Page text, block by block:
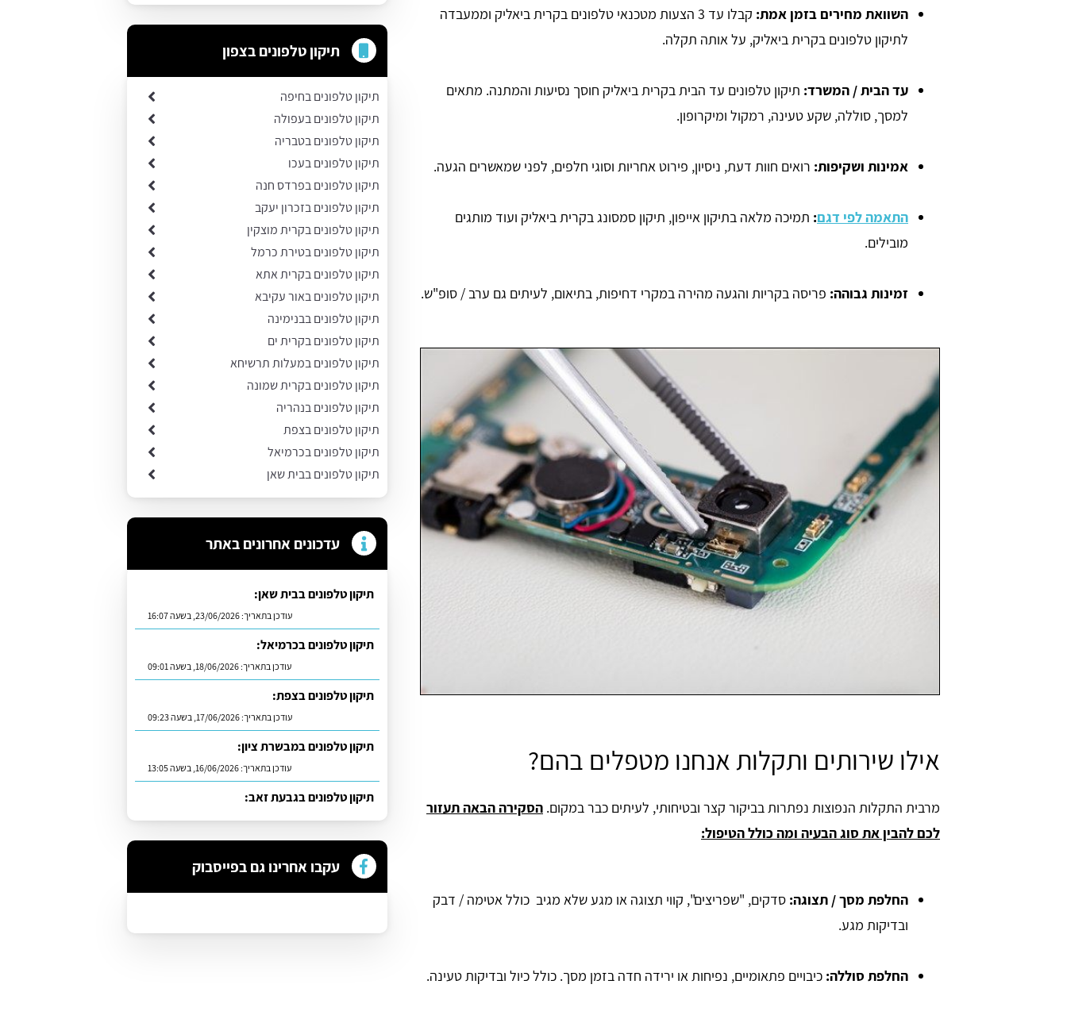
השוואת מחירים בזמן אמת:
קבלו עד 3 הצעות מטכנאי טלפונים בקרית ביאליק וממעבדה
לתיקון טלפונים בקרית ביאליק, על אותה תקלה.
עד הבית / המשרד: תיקון טלפונים עד הבית בקרית ביאליק חוסך נסיעות והמתנה. מתאים
למסך, סוללה, שקע טעינה, רמקול ומיקרופון.
אמינות ושקיפות: רואים חוות דעת, ניסיון, פירוט אחריות וסוגי חלפים, לפני שמאשרים הגעה.
התאמה לפי דגם: תמיכה מלאה בתיקון אייפון, תיקון סמסונג בקרית ביאליק ועוד מותגים
מובילים.
זמינות גבוהה: פריסה בקריות והגעה מהירה במקרי דחיפות, בתיאום, לעיתים גם ערב / סופ"ש.
אילו שירותים ותקלות אנחנו מטפלים בהם?
מרבית התקלות הנפוצות נפתרות בביקור קצר ובטיחותי, לעיתים כבר במקום. הסקירה הבאה תעזור
לכם להבין את סוג הבעיה ומה כולל הטיפול:
החלפת מסך / תצוגה: סדקים, "שפריצים", קווי תצוגה או מגע שלא מגיב כולל אטימה / דבק
ובדיקות מגע.
החלפת סוללה: כיבויים פתאומיים, נפיחות או ירידה חדה בזמן מסך. כולל כיול ובדיקות טעינה.
תיקון טלפונים בצפון
תיקון טלפונים בחיפה
תיקון טלפונים בעפולה
תיקון טלפונים בטבריה
תיקון טלפונים בעכו
תיקון טלפונים בפרדס חנה
תיקון טלפונים בזכרון יעקב
תיקון טלפונים בקרית מוצקין
תיקון טלפונים בטירת כרמל
תיקון טלפונים בקרית אתא
תיקון טלפונים באור עקיבא
תיקון טלפונים בבנימינה
תיקון טלפונים בקרית ים
תיקון טלפונים במעלות תרשיחא
תיקון טלפונים בקרית שמונה
תיקון טלפונים בנהריה
תיקון טלפונים בצפת
תיקון טלפונים בכרמיאל
תיקון טלפונים בבית שאן
עדכונים אחרונים באתר
תיקון טלפונים בבית שאן:
עודכן בתאריך: 23/06/2026, בשעה 16:07
תיקון טלפונים בכרמיאל:
עודכן בתאריך: 18/06/2026, בשעה 09:01
תיקון טלפונים בצפת:
עודכן בתאריך: 17/06/2026, בשעה 09:23
תיקון טלפונים במבשרת ציון:
עודכן בתאריך: 16/06/2026, בשעה 13:05
תיקון טלפונים בגבעת זאב:
עודכן בתאריך:01/07/2026, בשעה 11:23
עקבו אחרינו גם בפייסבוק